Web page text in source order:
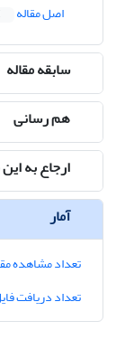
اصل مقاله
سابقه مقاله
هم رسانی
ارجاع به این
آمار
تعداد مشاهده
تعداد دریافت